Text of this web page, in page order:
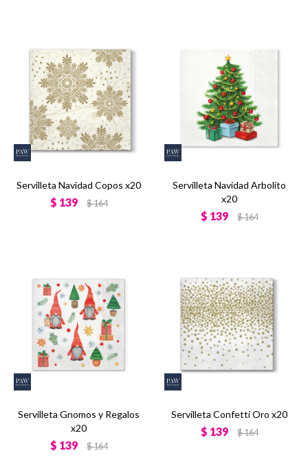
Servilleta Navidad Copos x20
$ 139 $164
Servilleta Navidad Arbolito
x20
$ 139 $164
Servilleta Gnomos y Regalos
x20
$ 139 $164
Servilleta Confetti Oro x20
$ 139 $164